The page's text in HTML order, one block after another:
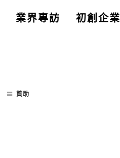
業界專訪 初創企業
贊助